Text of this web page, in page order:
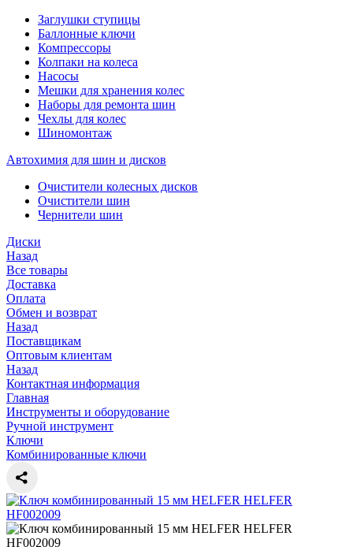
Заглушки ступицы
Баллонные ключи
Компрессоры
Колпаки на колеса
Насосы
Мешки для хранения колес
Наборы для ремонта шин
Чехлы для колес
Шиномонтаж
Автохимия для шин и дисков
Очистители колесных дисков
Очистители шин
Чернители шин
Диски
Назад
Все товары
Доставка
Оплата
Обмен и возврат
Назад
Поставщикам
Оптовым клиентам
Назад
Контактная информация
Главная
Инструменты и оборудование
Ручной инструмент
Ключи
Комбинированные ключи